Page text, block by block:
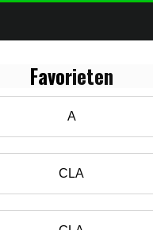
Favorieten
A
CLA